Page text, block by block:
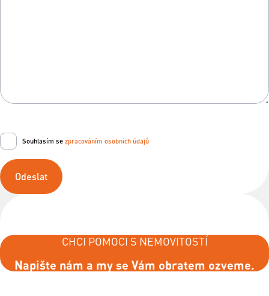
Souhlasím se zpracováním osobních údajů
Odeslat
CHCI POMOCI S NEMOVITOSTÍ
Napište nám a my se Vám obratem ozveme.